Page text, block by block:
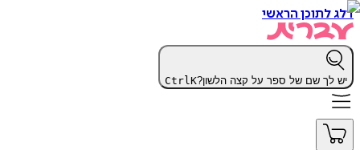
דלג לתוכן הראשי
יש לך שם של ספר על קצה הלשון? CtrlK